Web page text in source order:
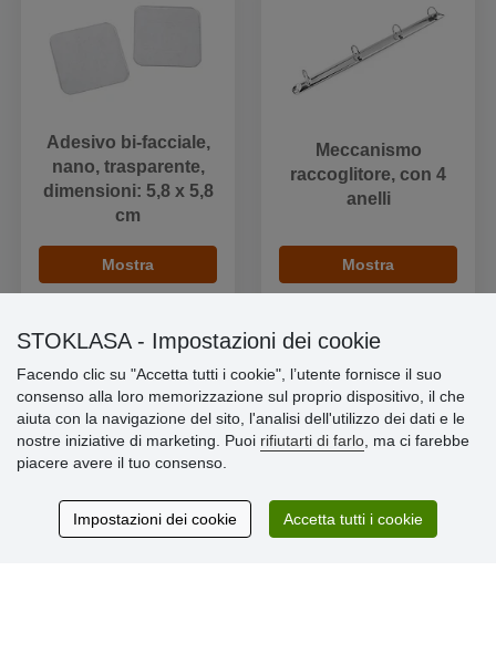
Adesivo bi-facciale,
nano, trasparente,
dimensioni: 5,8 x 5,8
cm
Mostra
Meccanismo
raccoglitore, con 4
anelli
Mostra
Informazioni importanti
» Impostazioni dei cookie
» Termini & Condizioni
» Consegna e pagamento
» Garanzia e resi
STOKLASA - Impostazioni dei cookie
Facendo clic su "Accetta tutti i cookie", l’utente fornisce il suo
consenso alla loro memorizzazione sul proprio dispositivo, il che
aiuta con la navigazione del sito, l'analisi dell'utilizzo dei dati e le
nostre iniziative di marketing. Puoi rifiutarti di farlo , ma ci farebbe
piacere avere il tuo consenso.
Impostazioni dei cookie Accetta tutti i cookie